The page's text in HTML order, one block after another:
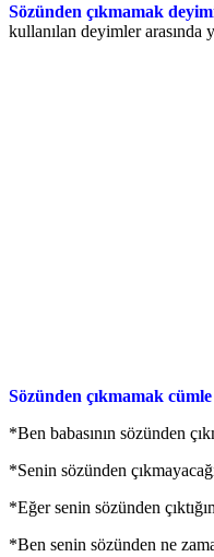
Sözünden çıkmamak
kullanılan deyimler arasında
Sözünden çıkmamak
*Ben babasının sözünden
*Senin sözünden
*Eğer senin sözünden
*Ben senin sözünden ne